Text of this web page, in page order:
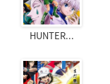
HUNTER...